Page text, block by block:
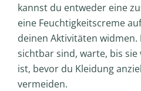
kannst du entweder eine
eine Feuchtigkeitscreme
deinen Aktivitäten widmen.
sichtbar sind, warte, bis
ist, bevor du Kleidung
vermeiden.